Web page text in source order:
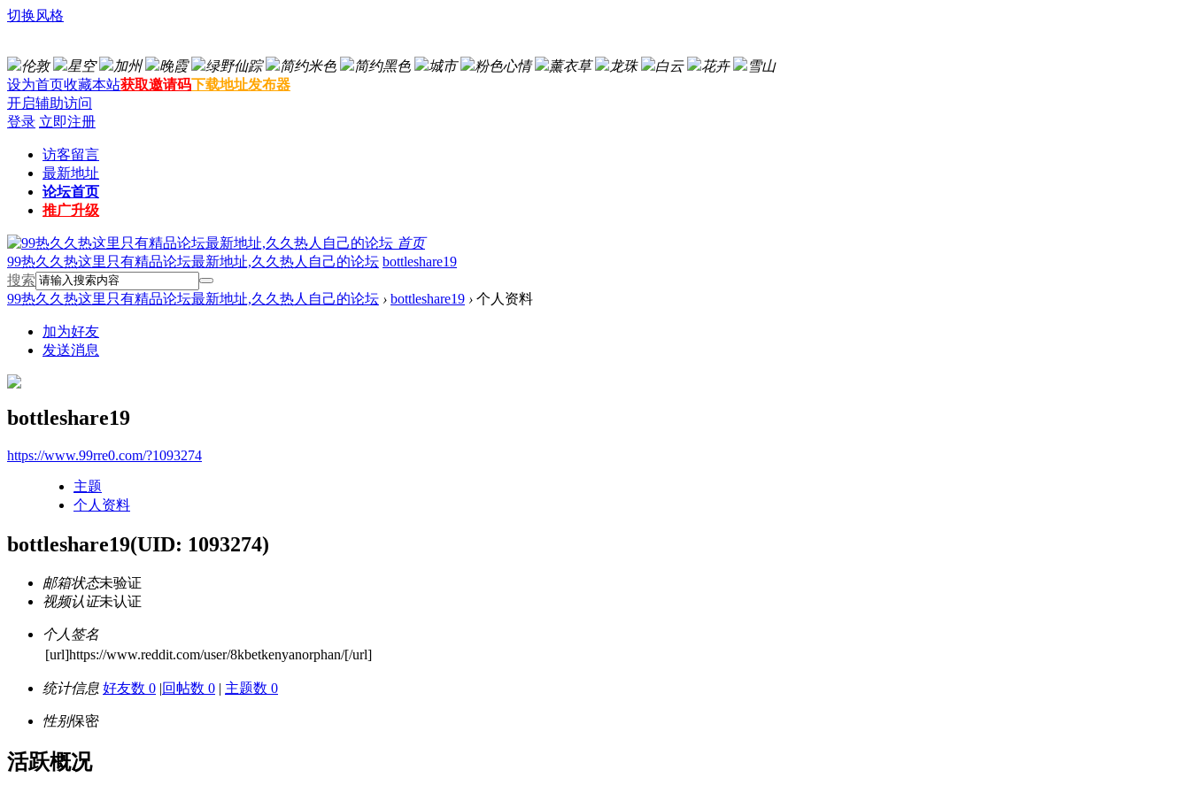
切换风格
伦敦 星空 加州 晚霞 绿野仙踪 简约米色 简约黑色 城市 粉色心情 薰衣草 龙珠 白云 花卉
雪山
设为首页收藏本站获取邀请码下载地址发布器
开启辅助访问
登录 立即注册
访客留言
最新地址
论坛首页
推广升级
首页
99热久久热这里只有精品论坛最新地址,久久热人自己的论坛 bottleshare19
搜索
99热久久热这里只有精品论坛最新地址,久久热人自己的论坛 › bottleshare19 › 个人资料
加为好友
发送消息
bottleshare19
https://www.99rre0.com/?1093274
主题
个人资料
bottleshare19(UID: 1093274)
邮箱状态未验证
视频认证未认证
个人签名
[url]https://www.reddit.com/user/8kbetkenyanorphan/[/url]
统计信息 好友数 0 |回帖数 0 | 主题数 0
性别保密
活跃概况